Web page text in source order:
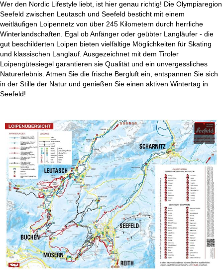
e
i
t
e
Wer den Nordic Lifestyle liebt, ist hier genau richtig! Die Olympiaregion
Seefeld zwischen Leutasch und Seefeld besticht mit einem
weitläufigen Loipennetz von über 245 Kilometern durch herrliche
Winterlandschaften. Egal ob Anfänger oder geübter Langläufer - die
gut beschilderten Loipen bieten vielfältige Möglichkeiten für Skating
und klassischen Langlauf. Ausgezeichnet mit dem Tiroler
Loipengütesiegel garantieren sie Qualität und ein unvergessliches
Naturerlebnis. Atmen Sie die frische Bergluft ein, entspannen Sie sich
in der Stille der Natur und genießen Sie einen aktiven Wintertag in
Seefeld!